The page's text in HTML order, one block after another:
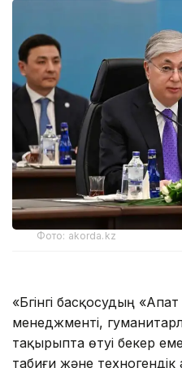
Фото: akorda.kz
«Бүгінгі басқосудың
менеджменті,
тақырыпта өтуі бекер
табиғи және